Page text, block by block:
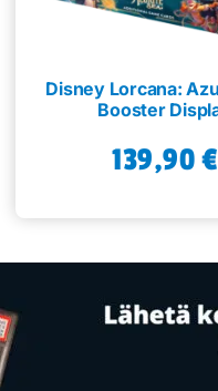
Disney Lorcana:
Booster
139,90€